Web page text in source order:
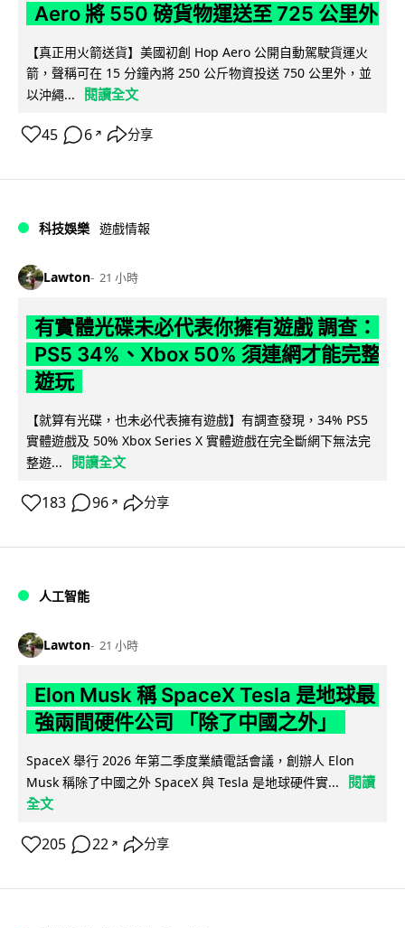
Aero 將 550 磅貨物運送至 725 公里外
【真正用火箭送貨】美國初創 Hop Aero 公開自動駕駛貨運火
箭，聲稱可在 15 分鐘內將 250 公斤物資投送 750 公里外，並
以沖繩...
閱讀全文
45 6 ↗ 分享
科技娛樂 遊戲情報
Lawton 21 小時
有實體光碟未必代表你擁有遊戲 調查：
PS5 34%、Xbox 50% 須連網才能完整
遊玩
【就算有光碟，也未必代表擁有遊戲】有調查發現，34% PS5
實體遊戲及 50% Xbox Series X 實體遊戲在完全斷網下無法完
整遊...
閱讀全文
183 96 ↗ 分享
人工智能
Lawton 21 小時
Elon Musk 稱 SpaceX Tesla 是地球最
強兩間硬件公司 「除了中國之外」
SpaceX 舉行 2026 年第二季度業績電話會議，創辦人 Elon
Musk 稱除了中國之外 SpaceX 與 Tesla 是地球硬件實...
閱讀
全文
205 22 ↗ 分享